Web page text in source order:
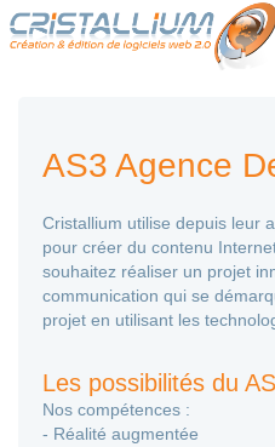
AS3 Agence
Cristallium utilise depuis leur
pour créer du contenu
souhaitez réaliser un projet
communication qui se
projet en utilisant les
Les possibilités du
Nos compétences :
- Réalité augmentée